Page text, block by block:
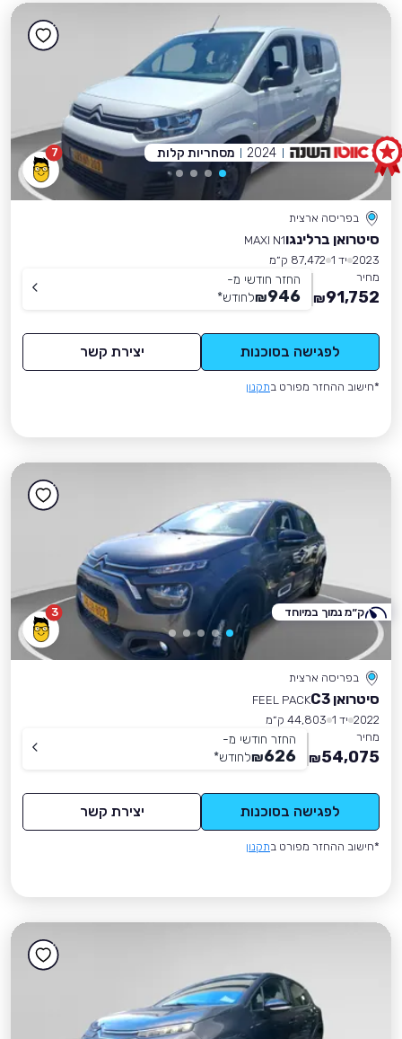
7
בפריסה ארצית
סיטרואן ברלינגוMAXI N1
2023 יד 1
87,472 ק״מ
מחיר
91,752
₪
החזר חודשי מ-
946
₪לחודש*
לפגישה בסוכנות יצירת קשר
*חישוב ההחזר מפורט בתקנון
2024 מסחריות קלות
3
בפריסה ארצית
סיטרואן C3
FEEL PACK
2022 יד 1
44,803 ק״מ
מחיר
54,075
₪
החזר חודשי מ-
626
₪לחודש*
לפגישה בסוכנות יצירת קשר
*חישוב ההחזר מפורט בתקנון
ק״מ נמוך במיוחד